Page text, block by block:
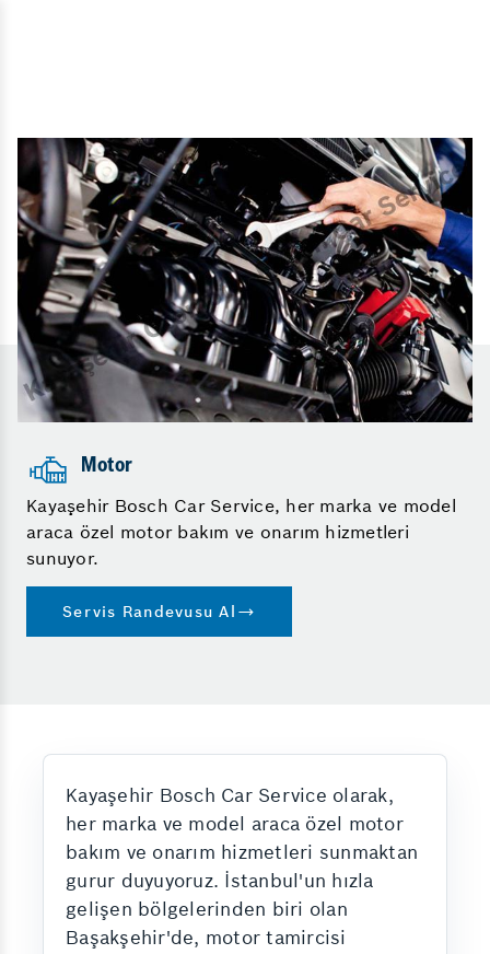
Motor
Kayaşehir Bosch Car Service, her marka ve model
araca özel motor bakım ve onarım hizmetleri
sunuyor.
Servis Randevusu Al
Kayaşehir Bosch Car Service olarak,
her marka ve model araca özel motor
bakım ve onarım hizmetleri sunmaktan
gurur duyuyoruz. İstanbul'un hızla
gelişen bölgelerinden biri olan
Başakşehir'de, motor tamircisi